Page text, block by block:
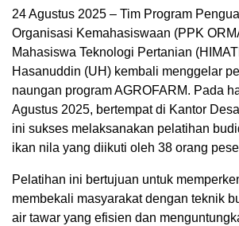
24 Agustus 2025 – Tim Program
Organisasi Kemahasiswaan (PPK
Mahasiswa Teknologi Pertanian
Hasanuddin (UH) kembali menggelar
naungan program AGROFARM. Pada
Agustus 2025, bertempat di Kantor
ini sukses melaksanakan pelatihan
ikan nila yang diikuti oleh 38 orang
Pelatihan ini bertujuan untuk
membekali masyarakat dengan teknik
air tawar yang efisien dan